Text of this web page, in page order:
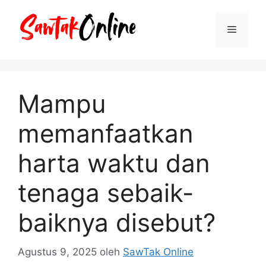
Menu
Mampu
memanfaatkan
harta waktu dan
tenaga sebaik-
baiknya disebut?
Agustus 9, 2025 oleh SawTak Online